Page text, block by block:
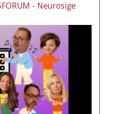
- Neurosige